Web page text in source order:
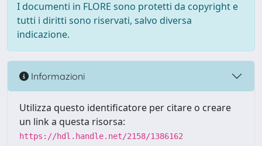
I documenti in FLORE sono protetti da copyright e
tutti i diritti sono riservati, salvo diversa
indicazione.
Informazioni
Utilizza questo identificatore per citare o creare
un link a questa risorsa:
https://hdl.handle.net/2158/1386162